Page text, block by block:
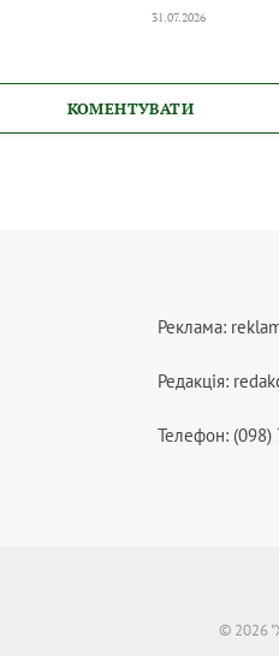
31.07.2026
КОМЕНТУВАТИ
Реклама:
Редакція:
Телефон: (098)
© 2026